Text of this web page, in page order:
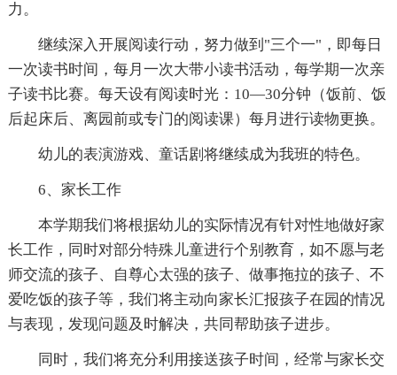
力。
继续深入开展阅读行动，努力做到"三个一"，即每日
一次读书时间，每月一次大带小读书活动，每学期一次亲
子读书比赛。每天设有阅读时光：10—30分钟（饭前、饭
后起床后、离园前或专门的阅读课）每月进行读物更换。
幼儿的表演游戏、童话剧将继续成为我班的特色。
6、家长工作
本学期我们将根据幼儿的实际情况有针对性地做好家
长工作，同时对部分特殊儿童进行个别教育，如不愿与老
师交流的孩子、自尊心太强的孩子、做事拖拉的孩子、不
爱吃饭的孩子等，我们将主动向家长汇报孩子在园的情况
与表现，发现问题及时解决，共同帮助孩子进步。
同时，我们将充分利用接送孩子时间，经常与家长交